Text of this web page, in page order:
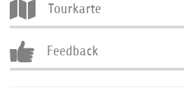
Tourkarte
Feedback